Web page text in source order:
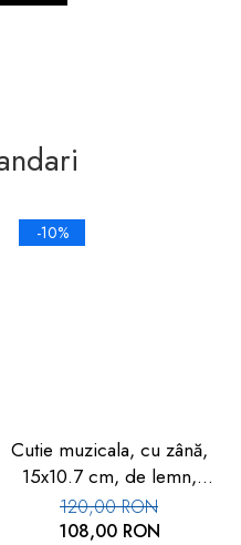
-10%
Cutie muzicala, cu zână,
15x10.7 cm, de lemn,
Goki
120,00 RON
108,00 RON